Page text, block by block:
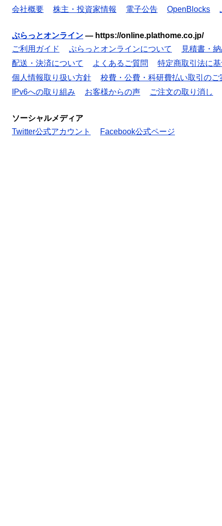
会社概要 株主・投資家情報 電子公告 OpenBlocks
ぷらっとオンライン — https://online.plathome.co.jp/
ご利用ガイド
ぷらっとオンラインについて
見積書・
配送・決済について
よくあるご質問
特定商取引法に
個人情報取り扱い方針
校費・公費・科研費払い取引のご
IPv6への取り組み
お客様からの声 ご注文の取り消し
ソーシャルメディア
Twitter公式アカウント
Facebook公式ページ